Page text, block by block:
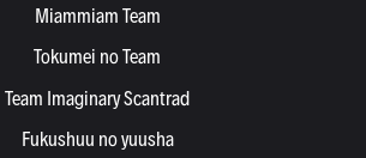
Miammiam Team
Tokumei no Team
Team Imaginary Scantrad
Fukushuu no yuusha